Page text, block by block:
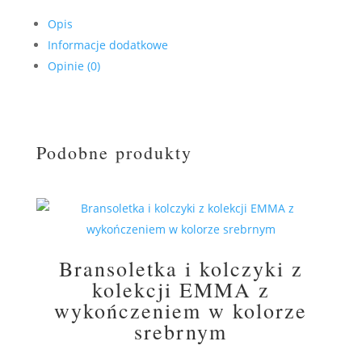
Opis
Informacje dodatkowe
Opinie (0)
Podobne produkty
Bransoletka i kolczyki z
kolekcji EMMA z
wykończeniem w kolorze
srebrnym